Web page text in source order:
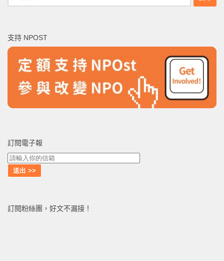
尋
字:
支持 NPOST
訂閱電子報
訂閱粉絲團，好文不漏接！